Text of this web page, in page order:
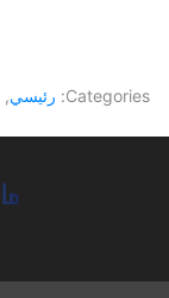
Categories: رئيسي,